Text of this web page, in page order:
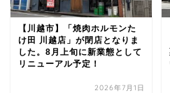
【川越市】「焼肉ホルモンた
け田 川越店」が閉店となりま
した。8月上旬に新業態として
リニューアル予定！
2026年7月1日